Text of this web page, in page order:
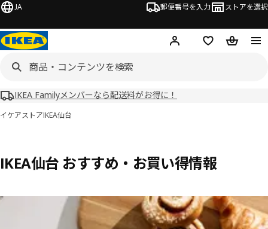
JA 郵便番号を入力 ストアを選択
ログイン・新規入会
欲しいものリスト
カート
IKEA Familyメンバーなら配送料がお得に！
イケアストアIKEA仙台
IKEA仙台 おすすめ・お買い得情報